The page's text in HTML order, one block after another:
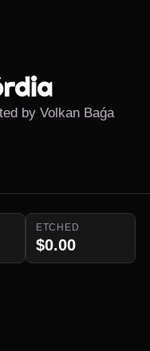
by Volkan Baǵa
ETCHED
$0.00